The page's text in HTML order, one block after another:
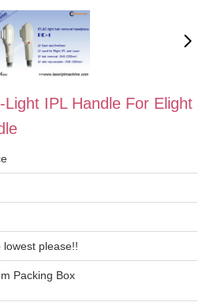
IPL Handle For Elight
lowest please!!
Packing Box